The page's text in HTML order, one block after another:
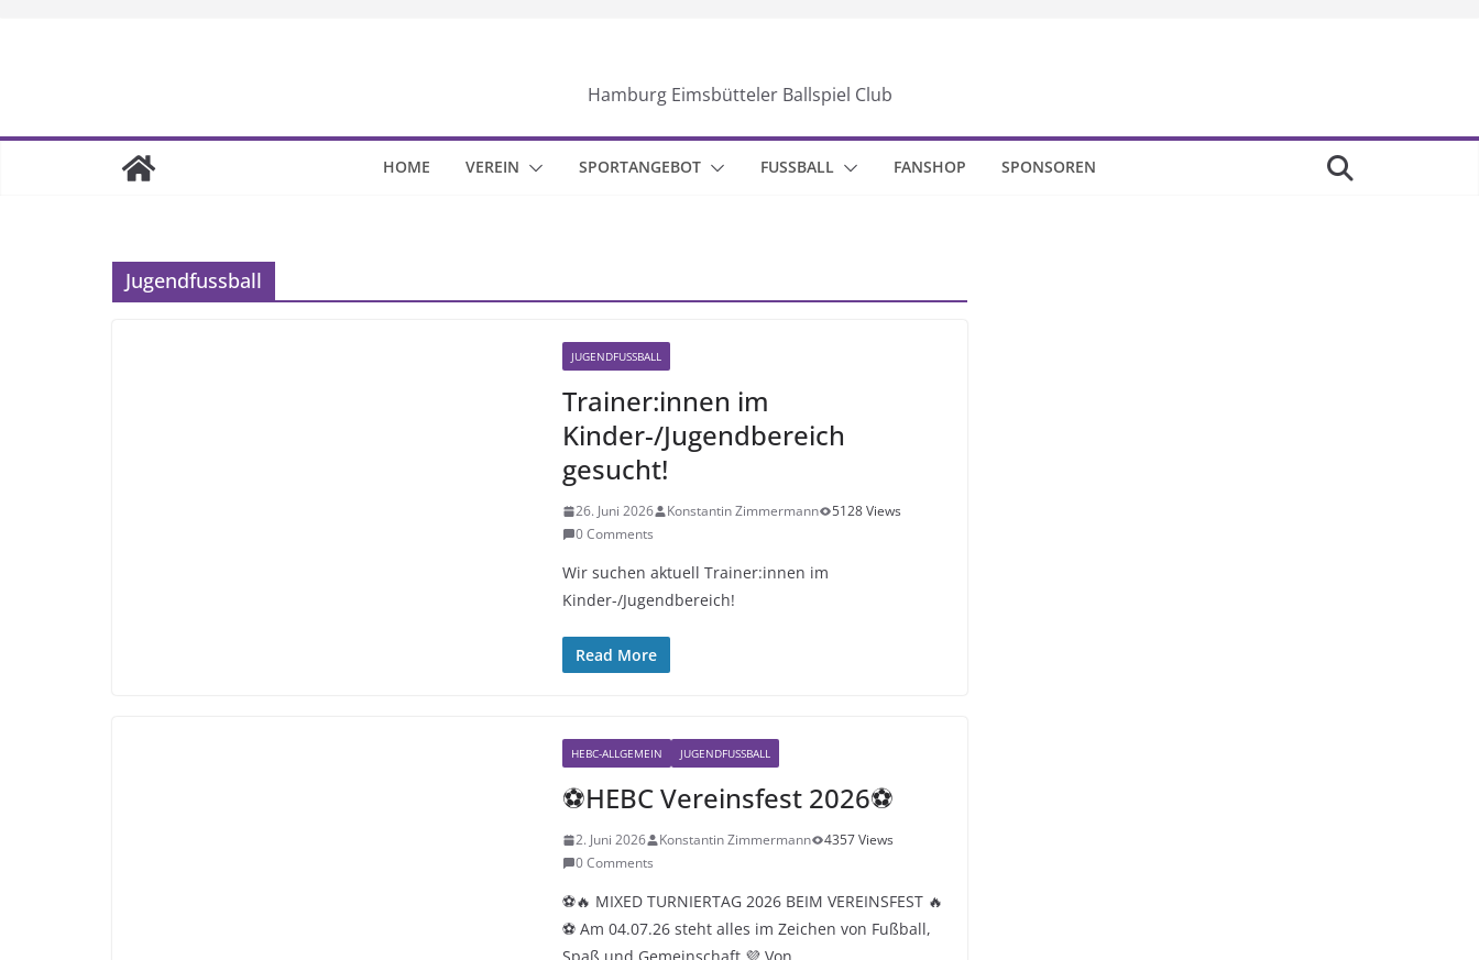
Hamburg Eimsbütteler Ballspiel Club
HOME VEREIN SPORTANGEBOT FUSSBALL FANSHOP SPONSOREN
Jugendfussball
JUGENDFUSSBALL
Trainer:innen im
Kinder-/Jugendbereich
gesucht!
26. Juni 2026 Konstantin Zimmermann
5128 Views
0 Comments
Wir suchen aktuell Trainer:innen im
Kinder-/Jugendbereich!
Read More
HEBC-ALLGEMEIN JUGENDFUSSBALL
⚽HEBC Vereinsfest 2026⚽
2. Juni 2026 Konstantin Zimmermann
4357 Views
0 Comments
⚽🔥 MIXED TURNIERTAG 2026 BEIM VEREINSFEST 🔥
⚽ Am 04.07.26 steht alles im Zeichen von Fußball,